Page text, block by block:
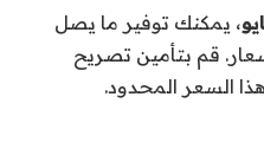
، يمكنك توفير ما يصل
الأسعار. قم بتأمين تصريح
السعر المحدود.